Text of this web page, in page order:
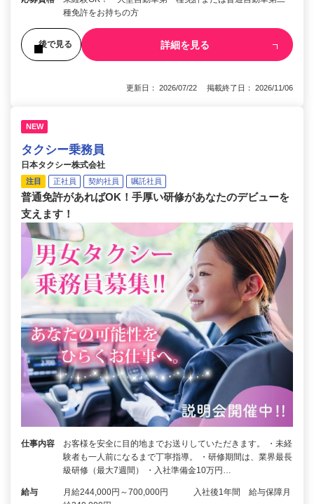
種免許をお持ちの方
後で見る 詳細を見る
更新日： 2026/07/22 掲載終了日： 2026/11/06
NEW
タクシー乗務員
日本タクシー株式会社
注目 正社員 契約社員 嘱託社員
普通免許があればOK！手厚い研修があなたのデビューを
支えます！
仕事内容
お客様を安全に目的地までお送りしていただきます。 ・未経
験者も一人前になるまで丁寧指導。 ・研修期間は、業界最長
級研修（最大7週間） ・入社準備金10万円…
給与
月給244,000円～700,000円 入社後1年間 給与保障月